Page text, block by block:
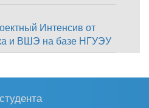
Интенсив от
и ВШЭ на базе НГУЭУ